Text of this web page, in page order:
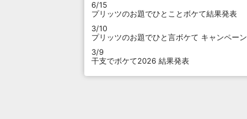
6/15
プリッツのお題でひとことボケて結果発表
3/10
プリッツのお題でひと言ボケて キャンペーン
3/9
干支でボケて2026 結果発表